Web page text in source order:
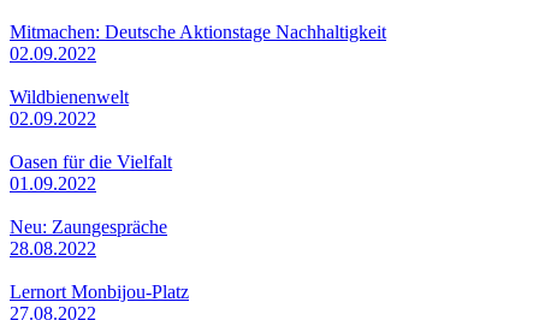
Mitmachen: Deutsche Aktionstage Nachhaltigkeit
02.09.2022
Wildbienenwelt
02.09.2022
Oasen für die Vielfalt
01.09.2022
Neu: Zaungespräche
28.08.2022
Lernort Monbijou-Platz
27.08.2022